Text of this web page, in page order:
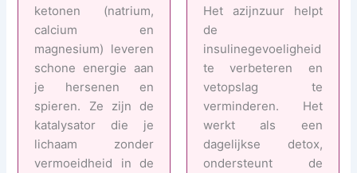
ketonen (natrium,
calcium en
magnesium) leveren
schone energie aan
je hersenen en
spieren. Ze zijn de
katalysator die je
lichaam zonder
vermoeidheid in de
Het azijnzuur helpt
de
insulinegevoeligheid
te verbeteren en
vetopslag te
verminderen. Het
werkt als een
dagelijkse detox,
ondersteunt de